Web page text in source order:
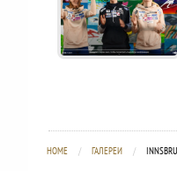
HOME ГАЛЕРЕИ